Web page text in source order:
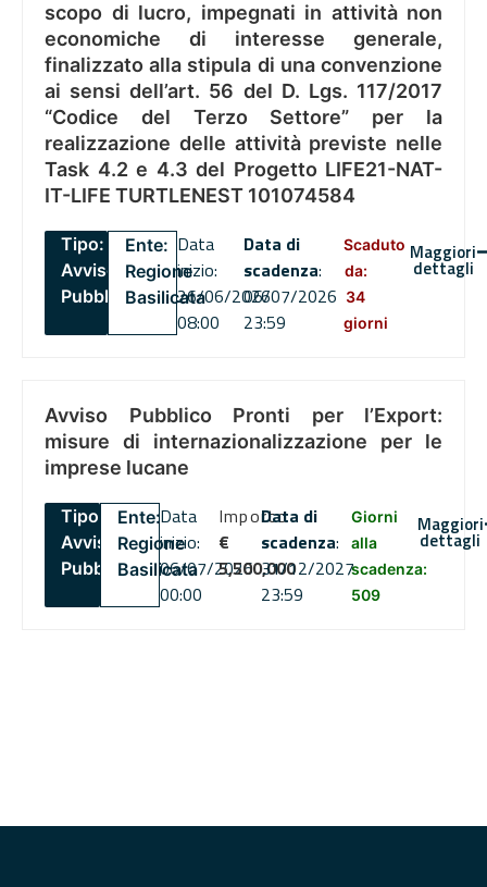
scopo di lucro, impegnati in attività non
economiche di interesse generale,
finalizzato alla stipula di una convenzione
ai sensi dell’art. 56 del D. Lgs. 117/2017
“Codice del Terzo Settore” per la
realizzazione delle attività previste nelle
Task 4.2 e 4.3 del Progetto LIFE21-NAT-
IT-LIFE TURTLENEST 101074584
Tipo:
Avviso
Pubblico
Ente:
Regione
Basilicata
Data
inizio:
26/06/2026
08:00
Data di
scadenza:
06/07/2026
23:59
Scaduto
da:
34
giorni
Maggiori
dettagli
Avviso Pubblico Pronti per l’Export:
misure di internazionalizzazione per le
imprese lucane
Tipo:
Avviso
Pubblico
Ente:
Regione
Basilicata
Data
inizio:
06/07/2026
00:00
Importo
€
5,500,000
Data di
scadenza:
31/12/2027
23:59
Giorni
alla
scadenza:
509
Maggiori
dettagli